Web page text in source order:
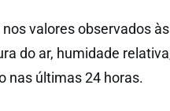
valores observados
do ar, humidade
nas últimas 24 horas.